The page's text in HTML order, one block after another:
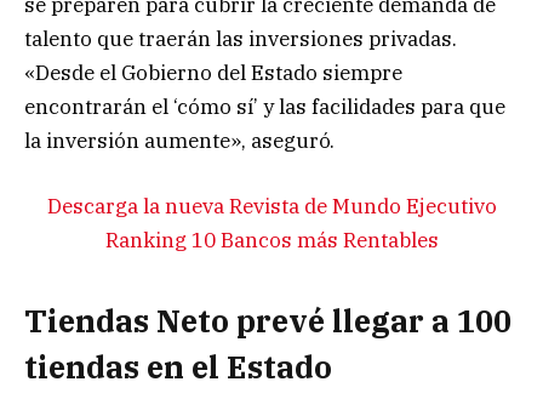
talento que traerán las inversiones privadas.
«Desde el Gobierno del Estado siempre
encontrarán el ‘cómo sí’ y las facilidades para que
la inversión aumente», aseguró.
Descarga la nueva Revista de Mundo Ejecutivo
Ranking 10 Bancos más Rentables
Tiendas Neto prevé llegar a 100
tiendas en el Estado